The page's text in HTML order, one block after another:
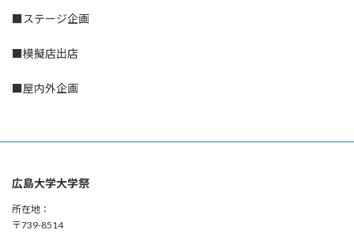
■ステージ企画
■模擬店出店
■屋内外企画
広島大学大学祭
所在地：
〒739-8514